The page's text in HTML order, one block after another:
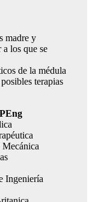
madre y
los que se
de la médula
terapias
Ingeniería